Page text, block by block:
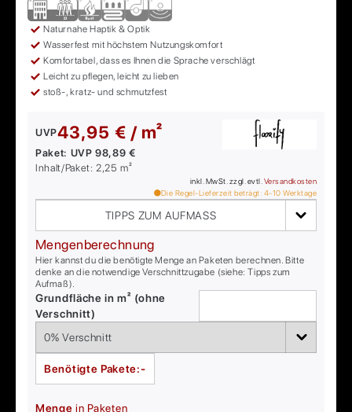
Naturnahe Haptik & Optik
Wasserfest mit höchstem Nutzungskomfort
Komfortabel, dass es Ihnen die Sprache verschlägt
Leicht zu pflegen, leicht zu lieben
stoß-, kratz- und schmutzfest
UVP43,95 € / m²
Paket: UVP98,89 €
Inhalt/Paket:2,25 m²
inkl. MwSt. zzgl. evtl. Versandkosten
Die Regel-Lieferzeit beträgt: 4-10 Werktage
TIPPS ZUM AUFMASS
Mengenberechnung
Hier kannst du die benötigte Menge an Paketen berechnen. Bitte
denke an die notwendige Verschnittzugabe (siehe: Tipps zum
Aufmaß).
Grundfläche in m² (ohne
Verschnitt)
Benötigte Pakete:-
Menge in Paketen